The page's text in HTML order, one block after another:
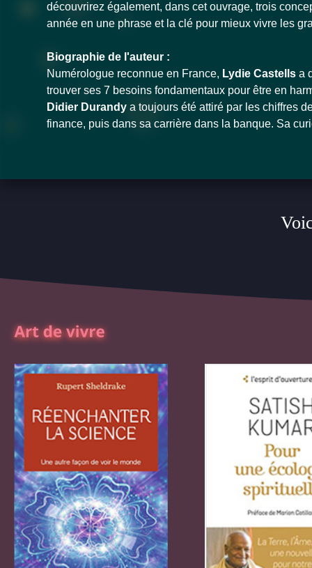
découvrirez également, dans cet ouvrage, trois
année en une phrase et la clé pour mieux vivre les
Biographie de l'auteur :
Numérologue reconnue en France, Lydie Castells a
trouver ses 7 besoins fondamentaux pour être en
Didier Durandy a toujours été attiré par les chiffres
finance, puis dans sa carrière dans la banque. Sa